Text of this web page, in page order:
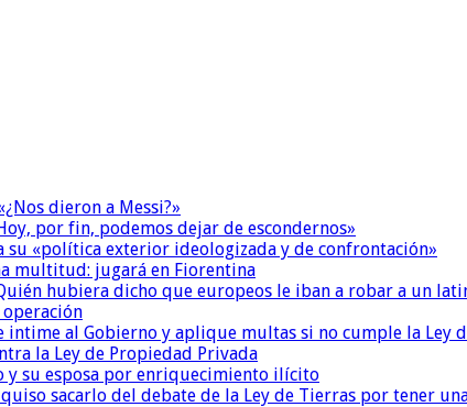
dieron a Messi?»
por fin, podemos dejar de escondernos»
su «política exterior ideologizada y de confrontación»
multitud: jugará en Fiorentina
hubiera dicho que europeos le iban a robar a un
al Gobierno y aplique multas si no cumple la Ley
la Ley de Propiedad Privada
y su esposa por enriquecimiento ilícito
sacarlo del debate de la Ley de Tierras por tener